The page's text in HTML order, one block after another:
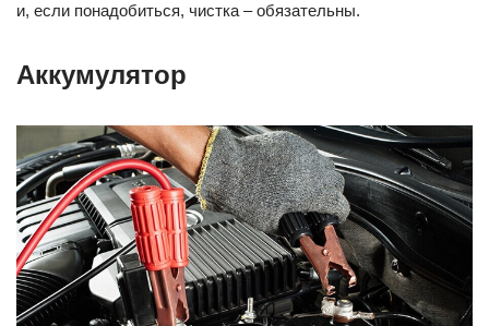
и, если понадобиться, чистка – обязательны.
Аккумулятор